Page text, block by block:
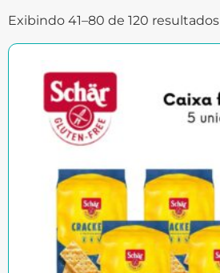
Exibindo 41–80 de 120 resultados